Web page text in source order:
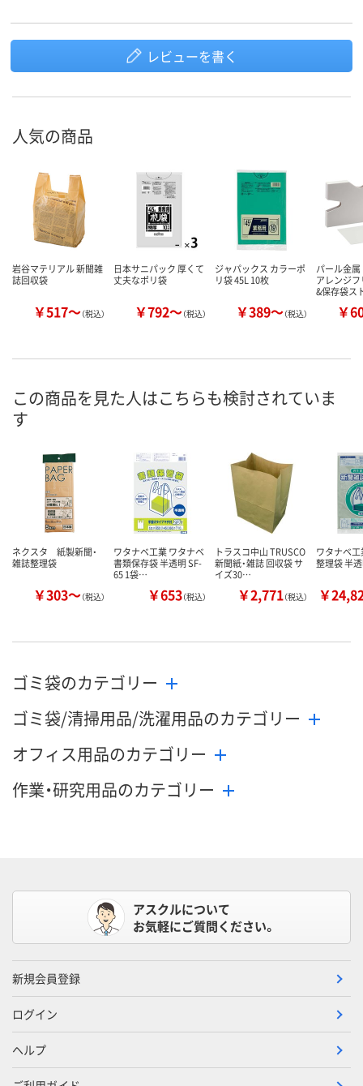
レビューを書く
人気の商品
岩谷マテリアル 新聞雑
誌回収袋
￥517～（税込）
日本サニパック 厚くて
丈夫なポリ袋
￥792～（税込）
ジャパックス カラーポ
リ袋 45L 10枚
￥389～（税込）
パール金
アレンジ
&保存袋ス
￥
この商品を見た人はこちらも検討されていま
す
ネクスタ 紙製新聞・
雑誌整理袋
￥303～（税込）
ワタナベ工業 ワタナベ
書類保存袋 半透明 SF-
65 1袋…
￥653（税込）
トラスコ中山 TRUSCO
新聞紙・雑誌 回収袋 サ
イズ30…
￥2,771（税込）
ワタナベ
整理袋 半
￥
ゴミ袋のカテゴリー
ゴミ袋/清掃用品/洗濯用品のカテゴリー
オフィス用品のカテゴリー
作業・研究用品のカテゴリー
アスクルについて
お気軽にご質問ください。
新規会員登録
ログイン
ヘルプ